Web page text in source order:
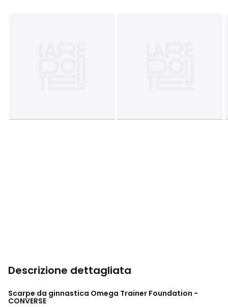
Descrizione dettagliata
Scarpe da ginnastica Omega Trainer Foundation -
CONVERSE